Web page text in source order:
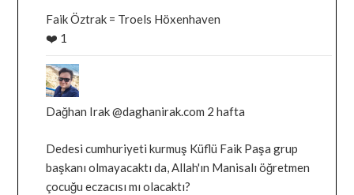
yazilan
gonderiyi
goruntule
Faik Öztrak = Troels Höxenhaven
❤️ 1
Bluesky'da
Dağhan
Irak
yazilan
gonderiyi
goruntule
Dağhan Irak@daghanirak.com 2 hafta
Dedesi cumhuriyeti kurmuş Küflü Faik Paşa grup
başkanı olmayacaktı da, Allah'ın Manisalı öğretmen
çocuğu eczacısı mı olacaktı?